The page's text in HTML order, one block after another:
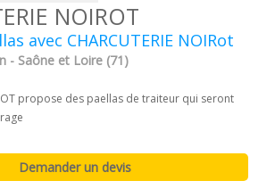
NOIROT
avec CHARCUTERIE NOIRot
- Saône et Loire (71)
propose des paellas de traiteur qui seront